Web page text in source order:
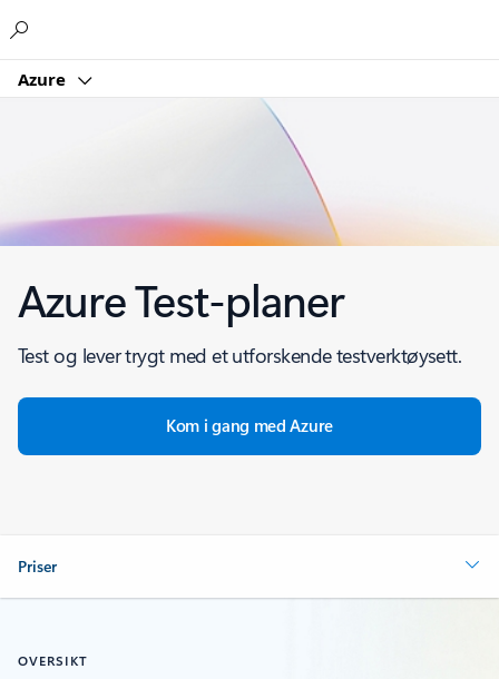
Azure
Azure Test-planer
Test og lever trygt med et utforskende testverktøysett.
Kom i gang med Azure
Priser
OVERSIKT